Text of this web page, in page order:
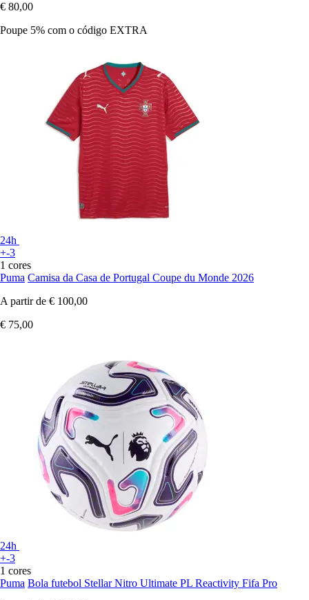
€ 80,00
Poupe 5% com o código EXTRA
24h
+-3
1 cores
Puma Camisa da Casa de Portugal Coupe du Monde 2026
A partir de € 100,00
€ 75,00
24h
+-3
1 cores
Puma Bola futebol Stellar Nitro Ultimate PL Reactivity Fifa Pro